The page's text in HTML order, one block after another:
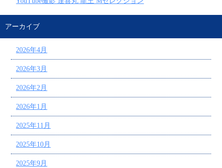
アーカイブ
2026年4月
2026年3月
2026年2月
2026年1月
2025年11月
2025年10月
2025年9月